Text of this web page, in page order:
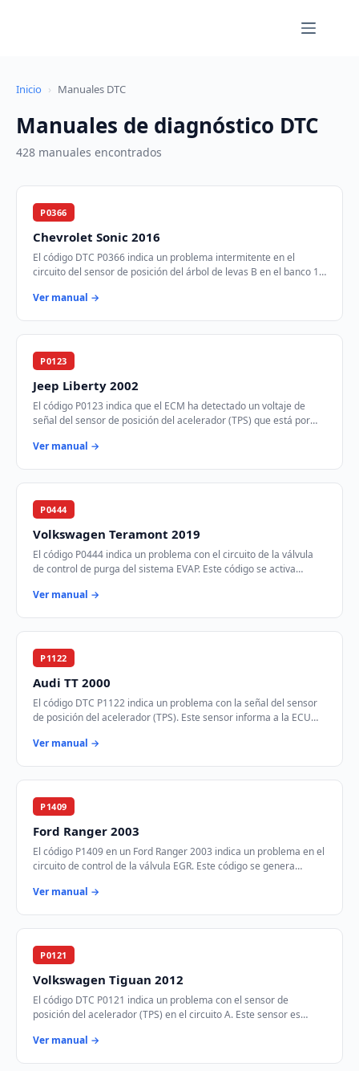
Inicio › Manuales DTC
Manuales de diagnóstico DTC
428 manuales encontrados
P0366
Chevrolet Sonic 2016
El código DTC P0366 indica un problema intermitente en el
circuito del sensor de posición del árbol de levas B en el banco 1.
Ver manual →
P0123
Jeep Liberty 2002
El código P0123 indica que el ECM ha detectado un voltaje de
señal del sensor de posición del acelerador (TPS) que está por
Ver manual →
P0444
Volkswagen Teramont 2019
El código P0444 indica un problema con el circuito de la válvula
de control de purga del sistema EVAP. Este código se activa
Ver manual →
P1122
Audi TT 2000
El código DTC P1122 indica un problema con la señal del sensor
de posición del acelerador (TPS). Este sensor informa a la ECU
Ver manual →
P1409
Ford Ranger 2003
El código P1409 en un Ford Ranger 2003 indica un problema en el
circuito de control de la válvula EGR. Este código se genera
Ver manual →
P0121
Volkswagen Tiguan 2012
El código DTC P0121 indica un problema con el sensor de
posición del acelerador (TPS) en el circuito A. Este sensor es
Ver manual →